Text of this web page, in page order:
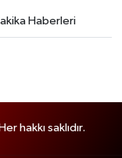
Haberleri
hakkı saklıdır.